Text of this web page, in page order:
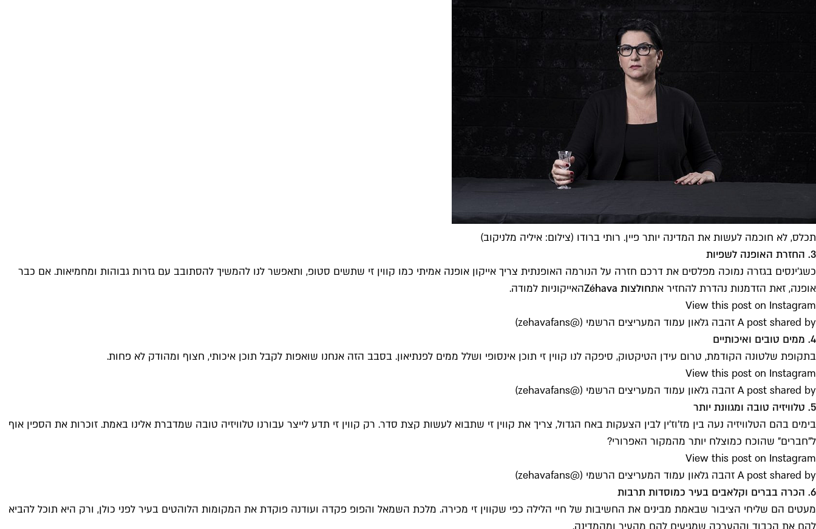
תכלס, לא חוכמה לעשות את המדינה יותר פיין. רותי ברודו (צילום: איליה מלניקוב)
3. החזרת האופנה לשפיות
כשג'ינסים בגזרה נמוכה מפלסים את דרכם חזרה על הנורמה האופנתית צריך אייקון אופנה אמיתי כמו קווין זי שתשים סטופ, ותאפשר לנו להמשיך להסתובב עם גזרות גבוהות ומחמיאות. אם כבר
אופנה, זאת הזדמנות נהדרת להחזיר אתחולצות Zéhava
האייקוניות למודה.
View this post on Instagram
A post shared by זהבה גלאון עמוד המעריצים הרשמי (@zehavafans)
4. ממים טובים ואיכותיים
בתקופת שלטונה הקודמת, טרום עידן הטיקטוק, סיפקה לנו קווין זי תוכן אינסופי ושלל ממים לפנתיאון. בסבב הזה אנחנו שואפות לקבל תוכן איכותי, חצוף ומהודק לא פחות.
View this post on Instagram
A post shared by זהבה גלאון עמוד המעריצים הרשמי (@zehavafans)
5. טלוויזיה טובה ומגוונת יותר
בימים בהם הטלוויזיה נעה בין מז'וז'ין לבין הצעקות באח הגדול, צריך את קווין זי שתבוא לעשות קצת סדר. רק קווין זי תדע לייצר עבורנו טלוויזיה טובה שמדברת אלינו באמת. זוכרות את הספין אוף
ל"חברים" שהוכח כמוצלח יותר מהמקור האפרורי?
View this post on Instagram
A post shared by זהבה גלאון עמוד המעריצים הרשמי (@zehavafans)
6. הכרה בברים וקלאבים בעיר כמוסדות תרבות
מעטים הם שליחי הציבור שבאמת מבינים את החשיבות של חיי הלילה כפי שקווין זי מכירה. מלכת השמאל והפופ פקדה ועודנה פוקדת את המקומות הלוהטים בעיר לפני כולן, ורק היא תוכל להביא